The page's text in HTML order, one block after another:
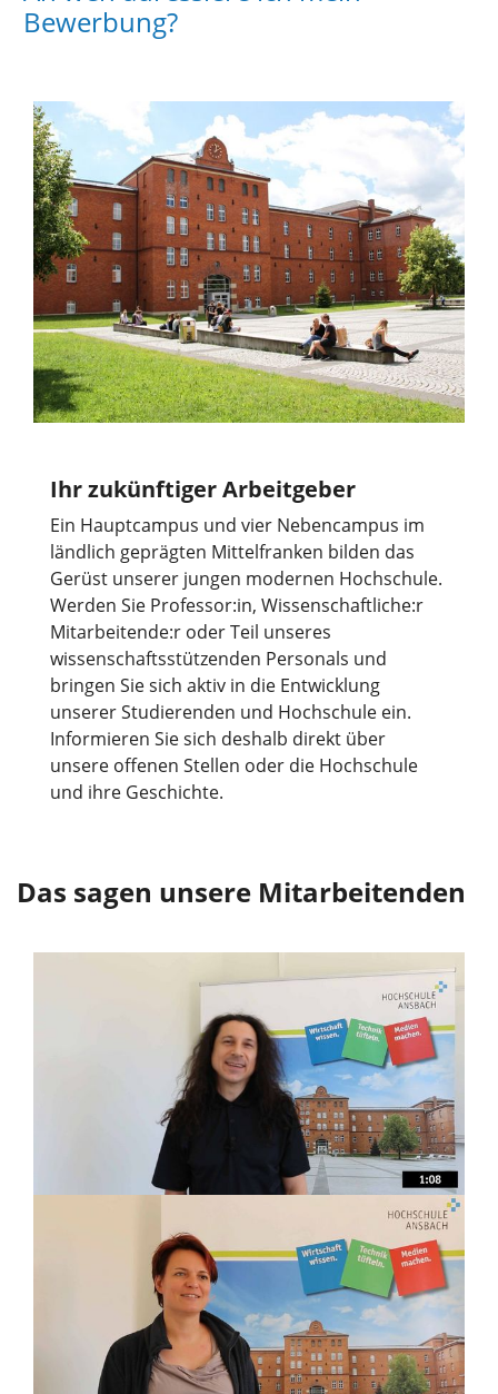
Bewerbung?
Ihr zukünftiger Arbeitgeber
Ein Hauptcampus und vier Nebencampus im
ländlich geprägten Mittelfranken bilden das
Gerüst unserer jungen modernen Hochschule.
Werden Sie Professor:in, Wissenschaftliche:r
Mitarbeitende:r oder Teil unseres
wissenschaftsstützenden Personals und
bringen Sie sich aktiv in die Entwicklung
unserer Studierenden und Hochschule ein.
Informieren Sie sich deshalb direkt über
unsere offenen Stellen oder die Hochschule
und ihre Geschichte.
Das sagen unsere Mitarbeitenden